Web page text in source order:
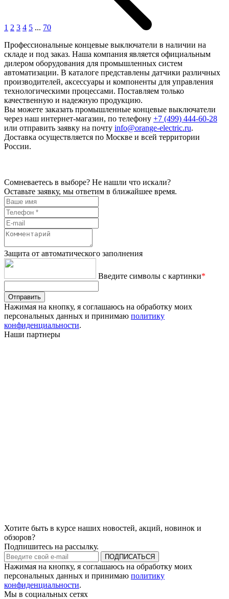
1 2 3 4 5 ... 70
Профессиональные концевые выключатели в наличии на
складе и под заказ. Наша компания является официальным
дилером оборудования для промышленных систем
автоматизации. В каталоге представлены датчики различных
производителей, аксессуары и компоненты для управления
технологическими процессами. Поставляем только
качественную и надежную продукцию.
Вы можете заказать промышленные концевые выключатели
через наш интернет-магазин, по телефону +7 (499) 444-60-28
или отправить заявку на почту info@orange-electric.ru.
Доставка осуществляется по Москве и всей территории
России.
Сомневаетесь в выборе? Не нашли что искали?
Оставьте заявку, мы ответим в ближайшее время.
Защита от автоматического заполнения
Введите символы с картинки*
Отправить
Нажимая на кнопку, я соглашаюсь на обработку моих
персональных данных и принимаю политику
конфиденциальности.
Наши партнеры
Хотите быть в курсе наших новостей, акций, новинок и
обзоров?
Подпишитесь на рассылку.
ПОДПИСАТЬСЯ
Нажимая на кнопку, я соглашаюсь на обработку моих
персональных данных и принимаю политику
конфиденциальности.
Мы в социальных сетях